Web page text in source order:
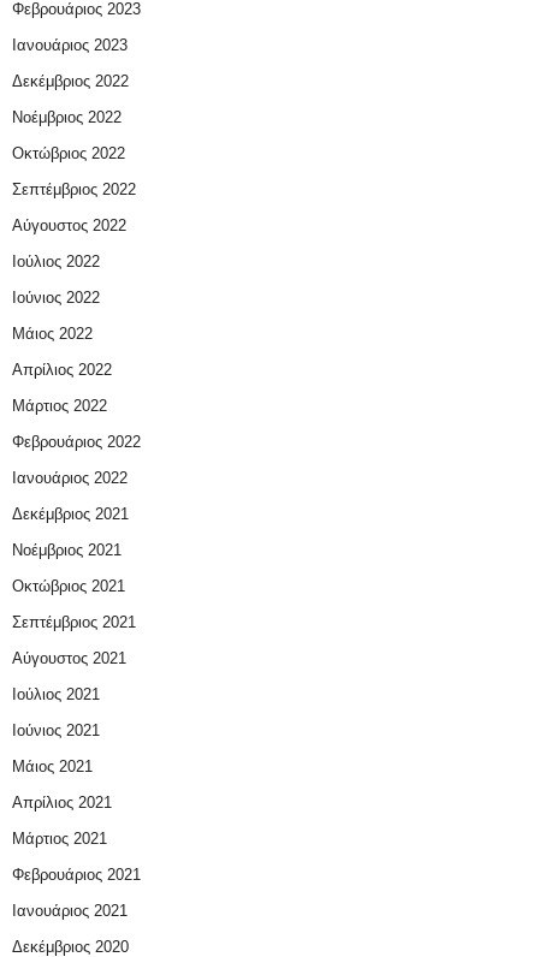
Φεβρουάριος 2023
Ιανουάριος 2023
Δεκέμβριος 2022
Νοέμβριος 2022
Οκτώβριος 2022
Σεπτέμβριος 2022
Αύγουστος 2022
Ιούλιος 2022
Ιούνιος 2022
Μάιος 2022
Απρίλιος 2022
Μάρτιος 2022
Φεβρουάριος 2022
Ιανουάριος 2022
Δεκέμβριος 2021
Νοέμβριος 2021
Οκτώβριος 2021
Σεπτέμβριος 2021
Αύγουστος 2021
Ιούλιος 2021
Ιούνιος 2021
Μάιος 2021
Απρίλιος 2021
Μάρτιος 2021
Φεβρουάριος 2021
Ιανουάριος 2021
Δεκέμβριος 2020